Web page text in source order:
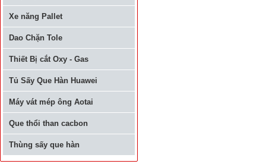
Xe năng Pallet
Dao Chặn Tole
Thiết Bị cắt Oxy - Gas
Tủ Sấy Que Hàn Huawei
Máy vát mép ông Aotai
Que thổi than cacbon
Thùng sấy que hàn